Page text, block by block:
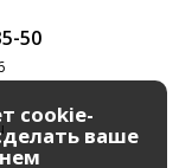
50
cookie-
ваше